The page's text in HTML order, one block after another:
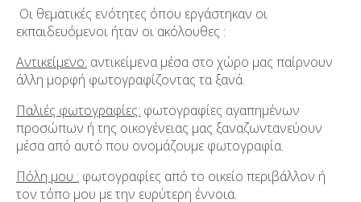
Οι θεματικές ενότητες όπου εργάστηκαν οι
εκπαιδευόμενοι ήταν οι ακόλουθες :
Αντικείμενο: αντικείμενα μέσα στο χώρο μας παίρνουν
άλλη μορφή φωτογραφίζοντας τα ξανά.
Παλιές φωτογραφίες: φωτογραφίες αγαπημένων
προσώπων ή της οικογένειας μας ξαναζωντανεύουν
μέσα από αυτό που ονομάζουμε φωτογραφία.
Πόλη μου : φωτογραφίες από το οικείο περιβάλλον ή
τον τόπο μου με την ευρύτερη έννοια.